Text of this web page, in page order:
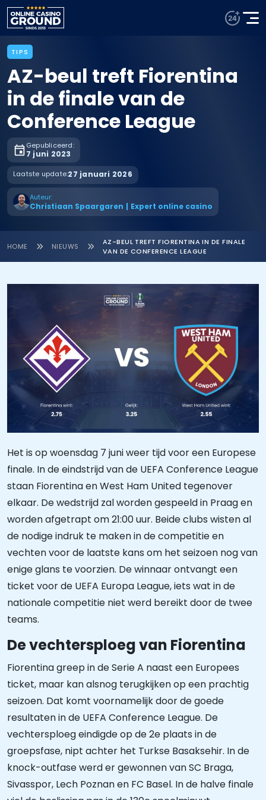
TIPS
AZ-beul treft Fiorentina
in de finale van de
Conference League
Gepubliceerd:
7 juni 2023
Laatste update:27 januari 2026
Auteur:
Christiaan Spaargaren | Expert online casino
HOME NIEUWS
AZ-BEUL TREFT FIORENTINA IN DE FINALE
VAN DE CONFERENCE LEAGUE
Het is op woensdag 7 juni weer tijd voor een Europese
finale. In de eindstrijd van de UEFA Conference League
staan Fiorentina en West Ham United tegenover
elkaar. De wedstrijd zal worden gespeeld in Praag en
worden afgetrapt om 21:00 uur. Beide clubs wisten al
de nodige indruk te maken in de competitie en
vechten voor de laatste kans om het seizoen nog van
enige glans te voorzien. De winnaar ontvangt een
ticket voor de UEFA Europa League, iets wat in de
nationale competitie niet werd bereikt door de twee
teams.
De vechtersploeg van Fiorentina
Fiorentina greep in de Serie A naast een Europees
ticket, maar kan alsnog terugkijken op een prachtig
seizoen. Dat komt voornamelijk door de goede
resultaten in de UEFA Conference League. De
vechtersploeg eindigde op de 2e plaats in de
groepsfase, nipt achter het Turkse Basaksehir. In de
knock-outfase werd er gewonnen van SC Braga,
Sivasspor, Lech Poznan en FC Basel. In de halve finale